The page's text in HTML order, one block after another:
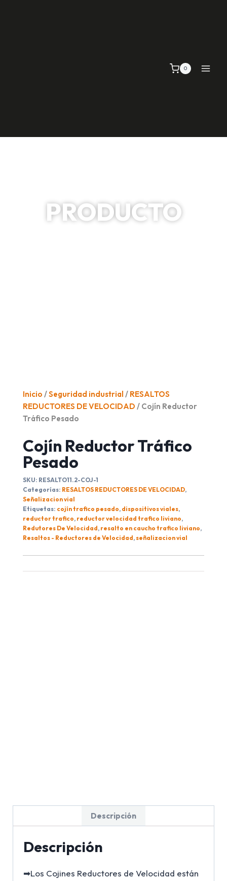
0
PRODUCTO
Inicio /Seguridad industrial / RESALTOS
REDUCTORES DE VELOCIDAD / Cojín Reductor
Tráfico Pesado
Cojín Reductor Tráfico
Pesado
SKU: RESALTO11.2-COJ-1
Categorías: RESALTOS REDUCTORES DE VELOCIDAD,
Señalizacion vial
Etiquetas: cojín trafico pesado, dispositivos viales,
reductor trafico, reductor velocidad trafico liviano,
Redutores De Velocidad, resalto en caucho trafico liviano,
Resaltos - Reductores de Velocidad,señalizacion vial
Descripción
Descripción
➡Los Cojines Reductores de Velocidad están